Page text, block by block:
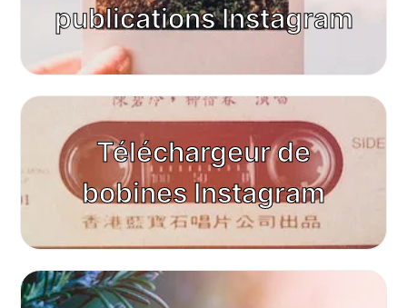
publications Instagram
Téléchargeur de
bobines Instagram